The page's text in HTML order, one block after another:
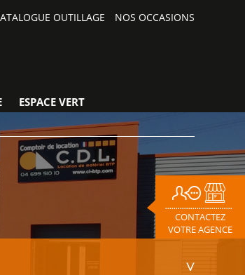
OUTILLAGE NOS OCCASIONS
ESPACE VERT
CONTACTEZ
VOTRE AGENCE